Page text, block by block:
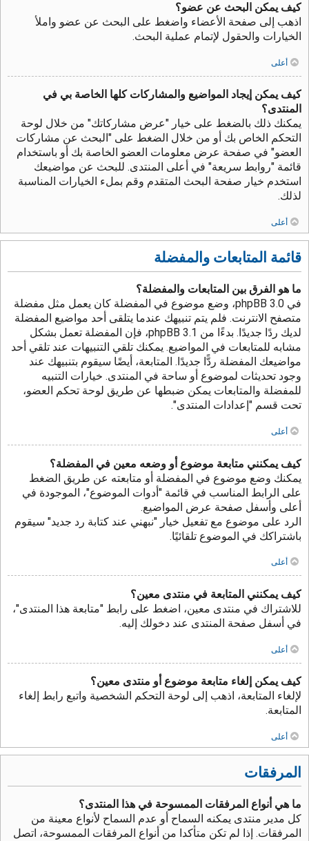
كيف يمكن البحث عن عضو؟
اذهب إلى صفحة الأعضاء واضغط على البحث عن عضو واملأ
الخيارات والحقول لإتمام عملية البحث.
أعلى
كيف يمكن إيجاد المواضيع والمشاركات كلها الخاصة بي في
المنتدى؟
يمكنك ذلك بالضغط على خيار "عرض مشاركاتك" من خلال لوحة
التحكم الخاص بك أو من خلال الضغط على "البحث عن مشاركات
العضو" في صفحة عرض معلومات العضو الخاصة بك أو باستخدام
قائمة "روابط سريعة" في أعلى المنتدى. للبحث عن مواضيعك
استخدم خيار صفحة البحث المتقدم وقم بملء الخيارات المناسبة
لذلك.
أعلى
قائمة المتابعات والمفضلة
ما هو الفرق بين المتابعات والمفضلة؟
في phpBB 3.0، وضع موضوع في المفضلة كان يعمل مثل مفضلة
متصفح الانترنت. فلم يتم تنبيهك عندما يتلقى أحد مواضيع المفضلة
لديك ردًا جديدًا. بدءًا من phpBB 3.1، فإن المفضلة تعمل بشكل
مشابه للمتابعات في المواضيع. يمكنك تلقي التنبيهات عند تلقي أحد
مواضيعك المفضلة ردًّا جديدًا. المتابعة، أيضًا سيقوم بتنبيهك عند
وجود تحديثات لموضوع أو ساحة في المنتدى. خيارات التنبيه
للمفضلة والمتابعات يمكن ضبطها عن طريق لوحة تحكم العضو،
تحت قسم "إعدادات المنتدى".
أعلى
كيف يمكنني متابعة موضوع أو وضعه معين في المفضلة؟
يمكنك وضع موضوع في المفضلة أو متابعته عن طريق الضغط
على الرابط المناسب في قائمة "أدوات الموضوع"، الموجودة في
أعلى وأسفل صفحة عرض المواضيع.
الرد على موضوع مع تفعيل خيار "نبهني عند كتابة رد جديد" سيقوم
باشتراكك في الموضوع تلقائيًا.
أعلى
كيف يمكنني المتابعة في منتدى معين؟
للاشتراك في منتدى معين، اضغط على رابط "متابعة هذا المنتدى"،
في أسفل صفحة المنتدى عند دخولك إليه.
أعلى
كيف يمكن إلغاء متابعة موضوع أو منتدى معين؟
لإلغاء المتابعة، اذهب إلى لوحة التحكم الشخصية واتبع رابط إلغاء
المتابعة.
أعلى
المرفقات
ما هي أنواع المرفقات الممسوحة في هذا المنتدى؟
كل مدير منتدى يمكنه السماح أو عدم السماح لأنواع معينة من
المرفقات. إذا لم تكن متأكدا من أنواع المرفقات الممسوحة، اتصل